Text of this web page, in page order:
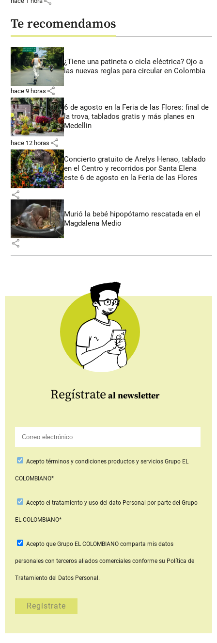
Te recomendamos
¿Tiene una patineta o cicla eléctrica? Ojo a
las nuevas reglas para circular en Colombia
hace 9 horas share
6 de agosto en la Feria de las Flores: final de
la trova, tablados gratis y más planes en
Medellín
hace 12 horas share
Concierto gratuito de Arelys Henao, tablado
en el Centro y recorridos por Santa Elena
este 6 de agosto en la Feria de las Flores
share
Murió la bebé hipopótamo rescatada en el
Magdalena Medio
share
Regístrate al newsletter
Aceptotérminos y condiciones productos y serviciosGrupo EL
COLOMBIANO*
Acepto el tratamiento y uso del dato Personal por parte del Grupo
EL COLOMBIANO*
Acepto que Grupo EL COLOMBIANOcomparta mis datos
personales con terceros aliados comerciales conforme su Política de
Tratamiento del Datos Personal.